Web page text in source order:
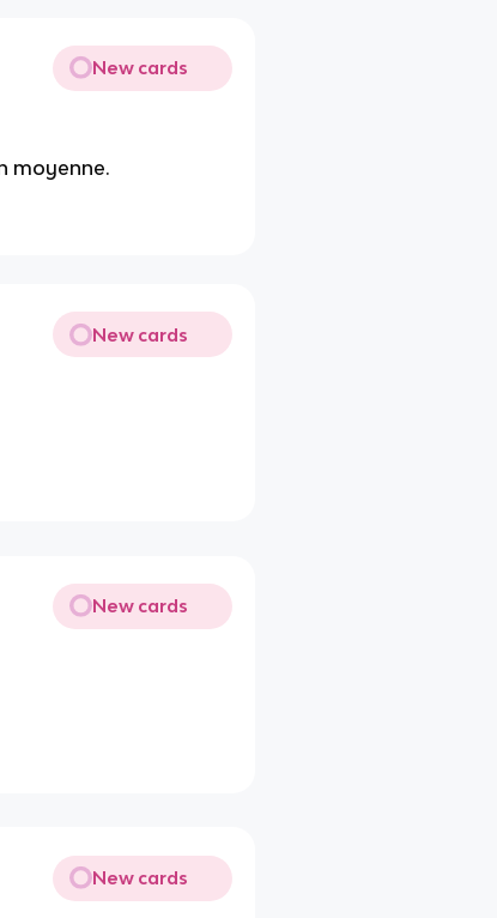
New cards
moyenne.
New cards
New cards
New cards